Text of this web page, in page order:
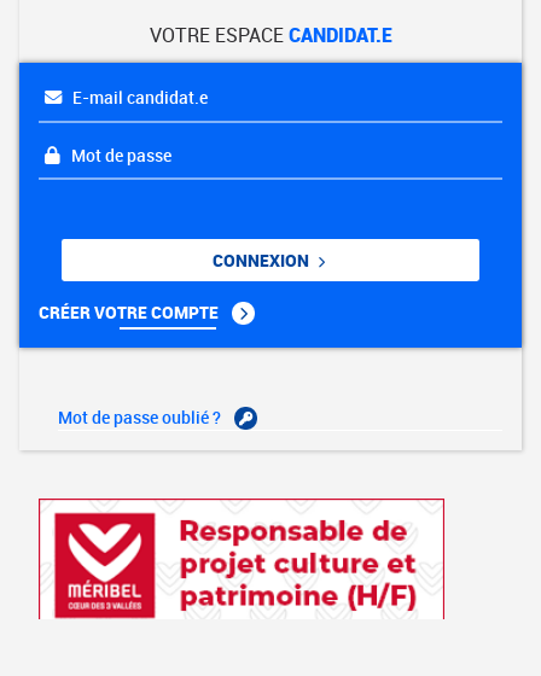
VOTRE ESPACECANDIDAT.E
E-mail candidat.e
Mot de passe
CONNEXION
CRÉER VOTRE COMPTE
Mot de passe oublié ?